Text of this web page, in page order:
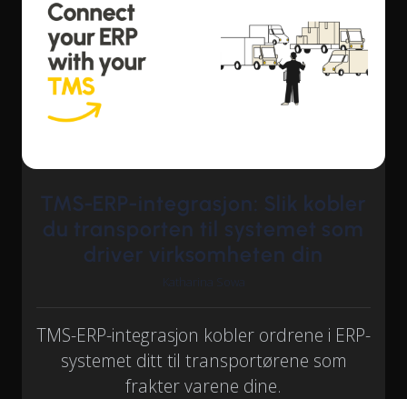
TMS-ERP-integrasjon: Slik kobler
du transporten til systemet som
driver virksomheten din
Katharina Sowa
TMS-ERP-integrasjon kobler ordrene i ERP-
systemet ditt til transportørene som
frakter varene dine.